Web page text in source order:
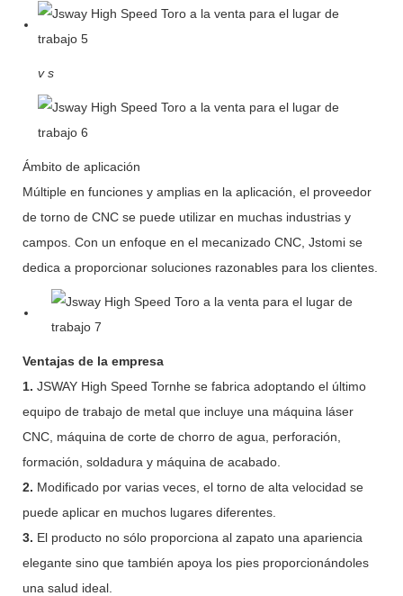
vs
Ámbito de aplicación
Múltiple en funciones y amplias en la aplicación, el proveedor
de torno de CNC se puede utilizar en muchas industrias y
campos. Con un enfoque en el mecanizado CNC, Jstomi se
dedica a proporcionar soluciones razonables para los clientes.
Ventajas de la empresa
1. JSWAY High Speed ​​Tornhe se fabrica adoptando el último
equipo de trabajo de metal que incluye una máquina láser
CNC, máquina de corte de chorro de agua, perforación,
formación, soldadura y máquina de acabado.
2. Modificado por varias veces, el torno de alta velocidad se
puede aplicar en muchos lugares diferentes.
3. El producto no sólo proporciona al zapato una apariencia
elegante sino que también apoya los pies proporcionándoles
una salud ideal.